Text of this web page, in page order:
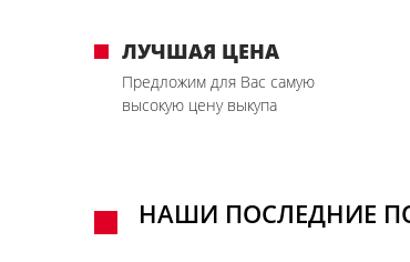
ЛУЧШАЯ ЦЕНА
Предложим для Вас самую
высокую цену выкупа
НАШИ ПОСЛЕДНИЕ